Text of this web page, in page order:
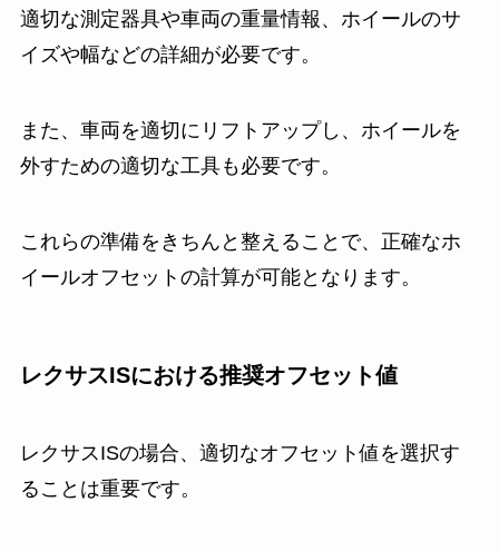
適切な測定器具や車両の重量情報、ホイールのサ
イズや幅などの詳細が必要です。
また、車両を適切にリフトアップし、ホイールを
外すための適切な工具も必要です。
これらの準備をきちんと整えることで、正確なホ
イールオフセットの計算が可能となります。
レクサスISにおける推奨オフセット値
レクサスISの場合、適切なオフセット値を選択す
ることは重要です。